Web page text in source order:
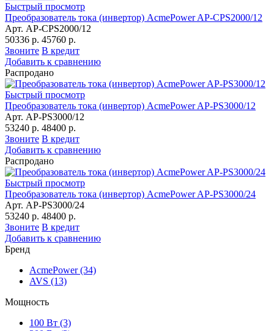
Быстрый просмотр
Преобразователь тока (инвертор) AcmePower AP-CPS2000/12
Арт. AP-CPS2000/12
50336 р. 45760 р.
Звоните В кредит
Добавить к сравнению
Распродано
Быстрый просмотр
Преобразователь тока (инвертор) AcmePower AP-PS3000/12
Арт. AP-PS3000/12
53240 р. 48400 р.
Звоните В кредит
Добавить к сравнению
Распродано
Быстрый просмотр
Преобразователь тока (инвертор) AcmePower AP-PS3000/24
Арт. AP-PS3000/24
53240 р. 48400 р.
Звоните В кредит
Добавить к сравнению
Бренд
AcmePower(34)
AVS (13)
Мощность
100 Вт (3)